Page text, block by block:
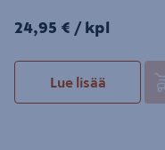
24,95€/kpl
24,95 € / kpl
Lue lisää